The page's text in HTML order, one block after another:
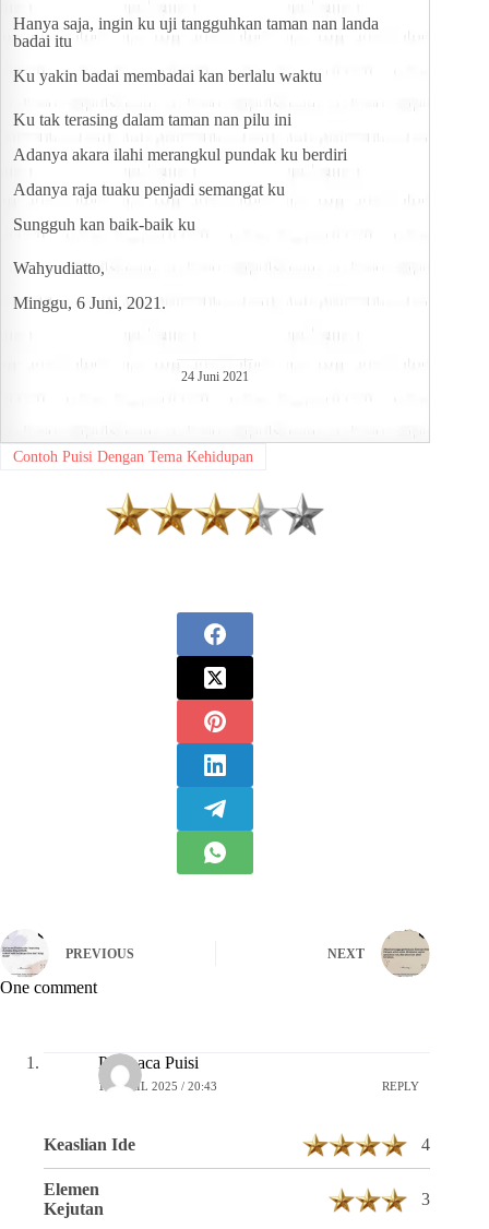
Hanya saja, ingin ku uji tangguhkan taman nan landa
badai itu
Ku yakin badai membadai kan berlalu waktu
Ku tak terasing dalam taman nan pilu ini
Adanya akara ilahi merangkul pundak ku berdiri
Adanya raja tuaku penjadi semangat ku
Sungguh kan baik-baik ku
Wahyudiatto,
Minggu, 6 Juni, 2021.
24 Juni 2021
Contoh Puisi Dengan Tema Kehidupan
PREVIOUS NEXT
One comment
Pembaca Puisi
16 APRIL 2025 / 20:43 REPLY
Keaslian Ide 4
Elemen
Kejutan
3